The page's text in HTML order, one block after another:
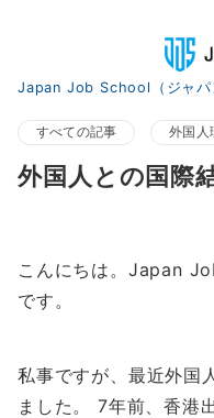
Japan Job School（ジャパ
すべての記事 外国人
外国人との国際
こんにちは。Japan
です。
私事ですが、最近外国
ました。 7年前、香港